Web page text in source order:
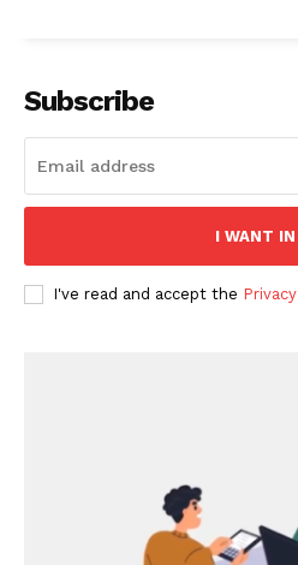
Subscribe
I WANT IN
I've read and accept the